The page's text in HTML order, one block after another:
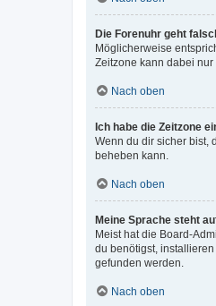
Die Forenuhr geht
Möglicherweise
Zeitzone kann dabei nur
Nach oben
Ich habe die Zeitzone
Wenn du dir sicher bist,
beheben kann.
Nach oben
Meine Sprache steht
Meist hat die Board-
du benötigst,
gefunden werden.
Nach oben